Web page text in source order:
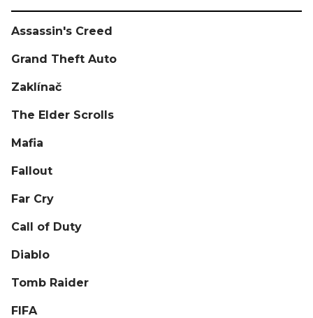
Assassin's Creed
Grand Theft Auto
Zaklínač
The Elder Scrolls
Mafia
Fallout
Far Cry
Call of Duty
Diablo
Tomb Raider
FIFA